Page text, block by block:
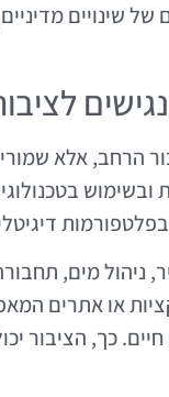
מדיניים,
הרחב, אלא
ניהול מים,
או אתרים
כך, הציבור